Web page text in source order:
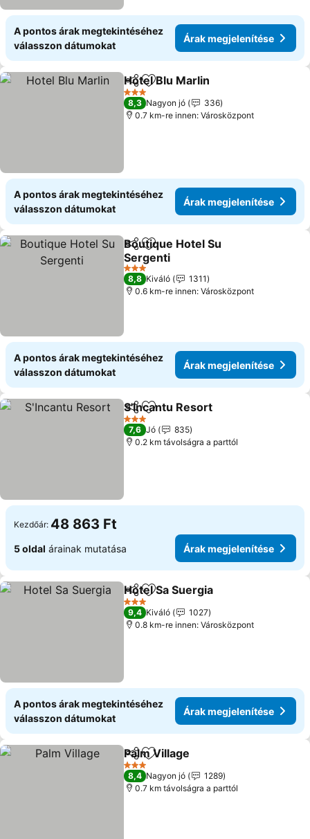
A pontos árak megtekintéséhez
válasszon dátumokat
Árak megjelenítése
MegosztásHozzáadás a kedvencekhez
Hotel Blu Marlin
3 Kategória
8,3 Nagyon jó
336
0.7 km-re innen: Városközpont
A pontos árak megtekintéséhez
válasszon dátumokat
Árak megjelenítése
MegosztásHozzáadás a kedvencekhez
Boutique Hotel Su
Sergenti
Árak megjelenítése
3 Kategória
8,8 Kiváló
1311
0.6 km-re innen: Városközpont
A pontos árak megtekintéséhez
válasszon dátumokat
Árak megjelenítése
MegosztásHozzáadás a kedvencekhez
S'Incantu Resort
3 Kategória
7,6 Jó
835
0.2 km távolságra a parttól
Kezdőár: 48 863 Ft
5 oldal árainak mutatása Árak megjelenítése
Megosztás
Hozzáadás a kedvencekhez
Hotel Sa Suergia
3 Kategória
9,4 Kiváló
1027
0.8 km-re innen: Városközpont
A pontos árak megtekintéséhez
válasszon dátumokat
Árak megjelenítése
Megosztás
Hozzáadás a kedvencekhez
Palm Village
3 Kategória
8,4 Nagyon jó
1289
0.7 km távolságra a parttól